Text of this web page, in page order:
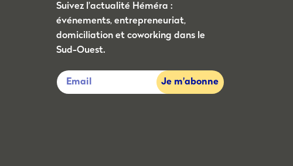
Suivez l’actualité Héméra :
événements, entrepreneuriat,
domiciliation et coworking dans le
Sud-Ouest.
Je m'abonne